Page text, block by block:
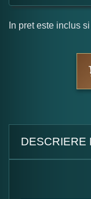
In pret este inclus
DESCRIERE